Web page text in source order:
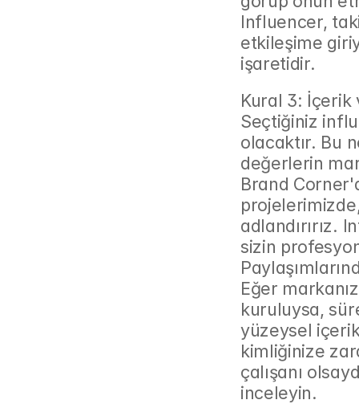
Influencer,
etkileşime
işaretidir.
Kural 3: İçerik
Seçtiğiniz
olacaktır. Bu
değerlerin
Brand
adlandırırız.
sizin
Eğer
kuruluysa,
yüzeysel
kimliğinize
çalışanı
inceleyin.